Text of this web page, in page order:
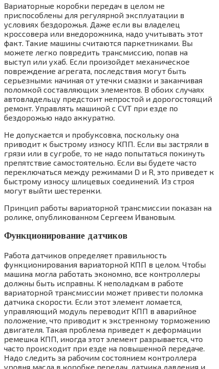
Вариаторные коробки передач в целом не
приспособлены для регулярной эксплуатации в
условиях бездорожья. Даже если вы владелец
кроссовера или внедорожника, надо учитывать этот
факт. Такие машины считаются паркетниками. Вы
можете легко повредить трансмиссию, попав на
выступ или ухаб. Если произойдет механическое
повреждение агрегата, последствия могут быть
серьезными: начиная от утечки смазки и заканчивая
поломкой составляющих элементов. В обоих случаях
автовладельцу предстоит непростой и дорогостоящий
ремонт. Управлять машиной с CVT при езде по
бездорожью надо аккуратно.
Не допускается и пробуксовка, поскольку она
приводит к быстрому износу КПП. Если вы застряли в
грязи или в сугробе, то не надо попытаться покинуть
препятствие самостоятельно. Если вы будете часто
переключаться между режимами D и R, это приведет к
быстрому износу шлицевых соединений. Из строя
могут выйти шестеренки.
Принцип работы вариаторной трансмиссии показан на
ролике, опубликованном Сергеем Ивановым.
Функционирование датчиков
Работа датчиков определяет правильность
функционирования вариаторной КПП в целом. Чтобы
машина могла работать экономно, все контроллеры
должны быть исправны. К неполадкам в работе
вариаторной трансмиссии может привести поломка
датчика скорости. Если этот элемент ломается,
управляющий модуль переводит КПП в аварийное
положение, что приводит к экстренному торможению
двигателя. Такая проблема приведет к деформации
ремешка КПП, иногда этот элемент разрывается, что
часто происходит при езде на повышенной передаче.
Надо следить за рабочим состоянием контроллера
уровня масла в коробке передач, датчика давления и